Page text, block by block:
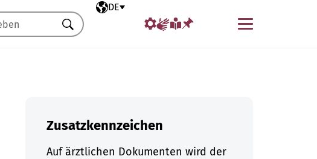
Ausgewählte Sprache
DE
Menü
Suchen
Zusatzkennzeichen
Auf ärztlichen Dokumenten wird der